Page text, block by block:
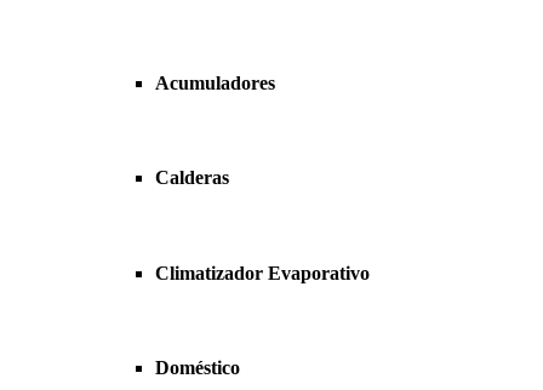
Acumuladores
Calderas
Climatizador Evaporativo
Doméstico